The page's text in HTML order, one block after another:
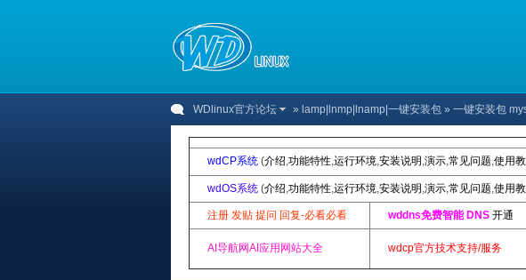
WDlinux官方论坛 » lamp|lnmp|lnamp|一键安装包 » 一键安装包
wdCP系统 (介绍,功能特性,运行环境,安装说明 ,演示,常见问题,使用
wdOS系统 (介绍,功能特性,运行环境,安装说明 ,演示,常见问题,使用
注册 发贴 提问 回复-必看必看 wddns免费智能 DNS 开通
AI导航网AI应用网站大全 wdcp官方技术支持/服务